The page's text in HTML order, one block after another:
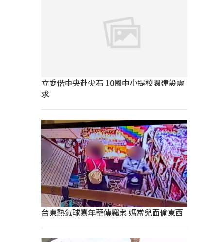
立委偕中央赴尖石 10國中小提校園建設需
求
台東熱氣球嘉年華傳竊案 媽當兒面偷東西